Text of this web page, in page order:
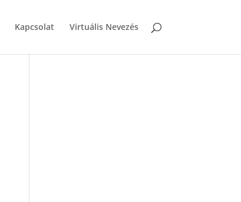
Kapcsolat Virtuális Nevezés